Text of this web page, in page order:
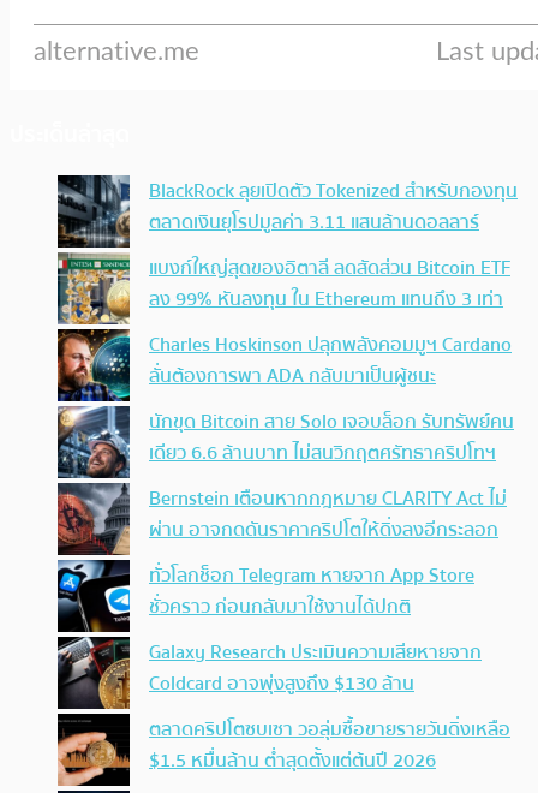
BlackRock ลุยเปิดตัว Tokenized สำหรับกองทุน
ตลาดเงินยุโรปมูลค่า 3.11 แสนล้านดอลลาร์
แบงก์ใหญ่สุดของอิตาลี ลดสัดส่วน Bitcoin ETF
ลง 99% หันลงทุน ใน Ethereum แทนถึง 3 เท่า
Charles Hoskinson ปลุกพลังคอมมูฯ Cardano
ลั่นต้องการพา ADA กลับมาเป็นผู้ชนะ
นักขุด Bitcoin สาย Solo เจอบล็อก รับทรัพย์คน
เดียว 6.6 ล้านบาท ไม่สนวิกฤตศรัทธาคริปโทฯ
Bernstein เตือนหากกฎหมาย CLARITY Act ไม่
ผ่าน อาจกดดันราคาคริปโตให้ดิ่งลงอีกระลอก
ทั่วโลกช็อก Telegram หายจาก App Store
ชั่วคราว ก่อนกลับมาใช้งานได้ปกติ
Galaxy Research ประเมินความเสียหายจาก
Coldcard อาจพุ่งสูงถึง $130 ล้าน
ตลาดคริปโตซบเซา วอลุ่มซื้อขายรายวันดิ่งเหลือ
$1.5 หมื่นล้าน ต่ำสุดตั้งแต่ต้นปี 2026